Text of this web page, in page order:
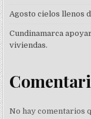
Agosto cielos llenos
Cundinamarca
viviendas.
No hay comentarios